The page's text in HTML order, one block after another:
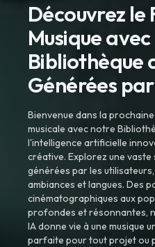
Découvrez le
Musique
Bibliothèque
Générées
Bienvenue dans la
musicale avec notre
l'intelligence artificielle
créative. Explorez une
générées par les
ambiances et langues. Des
cinématographiques aux
profondes et résonnantes,
IA donne vie à une musique
parfaite pour tout projet ou